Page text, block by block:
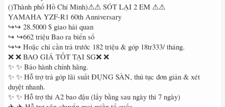
()Thành phố Hồ Chí Minh)⚠⚠ SÓT LẠI 2 EM ⚠⚠
YAMAHA YZF-R1 60th Anniversary
↪↪ 28.5000 $ giao hải quan
↪ ↪662 triệu Bao ra biển số
↪↪ Hoặc chỉ cần trả trước 182 triệu & góp 18tr333/ tháng.
❌ ❌ BAO GIÁ TỐT TẠI SG❌ ❌
✨ ✨ Bảo hành chính hãng.
✨ ✨ Hỗ trợ trả góp lãi suất ĐỤNG SÀN, thủ tục đơn giản & xét
duyệt nhanh.
✨ ✨ Hỗ trợ thi A2 bao đậu (lấy bằng sau ngày thi 7 ngày)